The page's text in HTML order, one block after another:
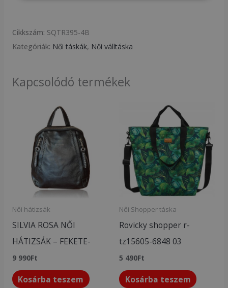
Cikkszám: SQTR395-4B
Kategóriák: Női táskák, Női válltáska
Kapcsolódó termékek
Női hátizsák
SILVIA ROSA NŐI
HÁTIZSÁK – FEKETE-
9 990Ft
Kosárba teszem
Női Shopper táska
Rovicky shopper r-
tz15605-6848 03
5 490Ft
Kosárba teszem